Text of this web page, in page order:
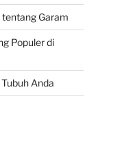
tentang Garam
Populer di
Anda